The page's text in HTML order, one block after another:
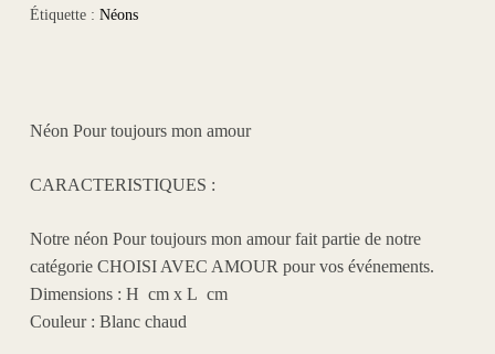
Étiquette : Néons
Néon Pour toujours mon amour
CARACTERISTIQUES :
Notre néon Pour toujours mon amourfait partie de notre
catégorie CHOISI AVEC AMOUR pour vos événements.
Dimensions : H cm x L cm
Couleur : Blanc chaud